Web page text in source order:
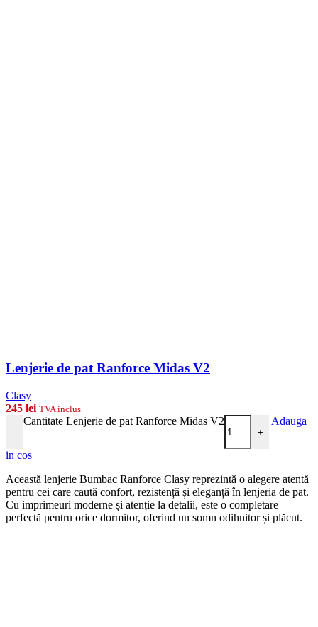
Lenjerie de pat Ranforce Midas V2
Clasy
245 lei TVA inclus
-
Cantitate Lenjerie de pat Ranforce Midas V2
+
Adauga
in cos
Această lenjerie Bumbac Ranforce Clasy reprezintă o alegere atentă
pentru cei care caută confort, rezistență și eleganță în lenjeria de pat.
Cu imprimeuri moderne și atenție la detalii, este o completare
perfectă pentru orice dormitor, oferind un somn odihnitor și plăcut.